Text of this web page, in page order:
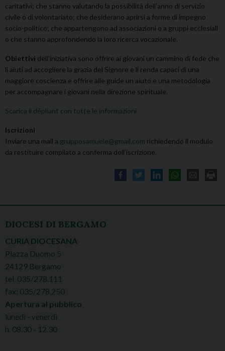
caritativi; che stanno valutando la possibilità dell’anno di servizio
civile o di volontariato; che desiderano aprirsi a forme di impegno
socio-politico; che appartengono ad associazioni o a gruppi ecclesiali
o che stanno approfondendo la loro ricerca vocazionale.
Obiettivi dell’iniziativa sono offrire ai giovani un cammino di fede che
li aiuti ad accogliere la grazia del Signore e li renda capaci di una
maggiore coscienza e offrire alle guide un aiuto e una metodologia
per accompagnare i giovani nella direzione spirituale.
Scarica il dépliant con tutte le informazioni
Iscrizioni
Inviare una mail a grupposamuele@gmail.com richiedendo il modulo
da restituire compilato a conferma dell’iscrizione.
DIOCESI DI BERGAMO
CURIA DIOCESANA
Piazza Duomo 5
24129 Bergamo
tel. 035/278.111
fax: 035/278.250
Apertura al pubblico
lunedì - venerdì
h. 08.30 - 12.30